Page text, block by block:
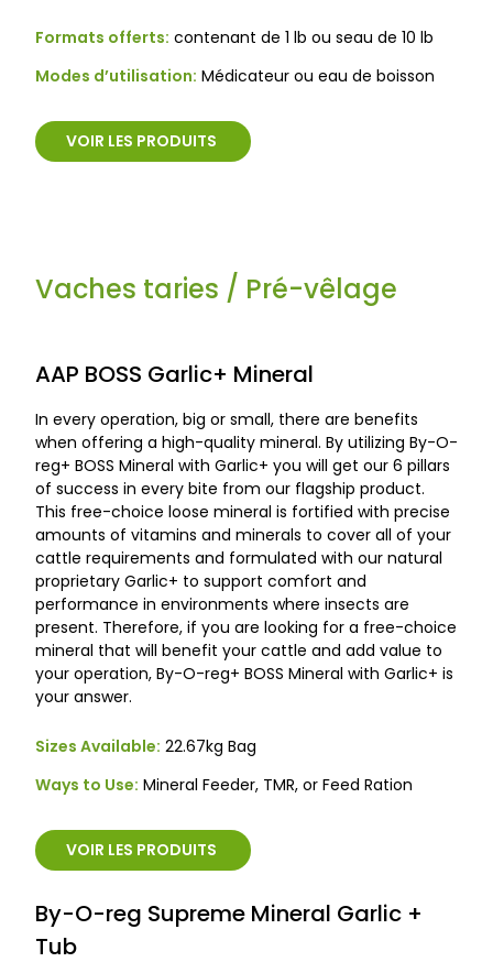
Formats offerts: contenant de 1 lb ou seau de 10 lb
Modes d’utilisation: Médicateur ou eau de boisson
VOIR LES PRODUITS
Vaches taries / Pré-vêlage
AAP BOSS Garlic+ Mineral
In every operation, big or small, there are benefits
when offering a high-quality mineral. By utilizing By-O-
reg+ BOSS Mineral with Garlic+ you will get our 6 pillars
of success in every bite from our flagship product.
This free-choice loose mineral is fortified with precise
amounts of vitamins and minerals to cover all of your
cattle requirements and formulated with our natural
proprietary Garlic+ to support comfort and
performance in environments where insects are
present. Therefore, if you are looking for a free-choice
mineral that will benefit your cattle and add value to
your operation, By-O-reg+ BOSS Mineral with Garlic+ is
your answer.
Sizes Available: 22.67kg Bag
Ways to Use: Mineral Feeder, TMR, or Feed Ration
VOIR LES PRODUITS
By-O-reg Supreme Mineral Garlic +
Tub